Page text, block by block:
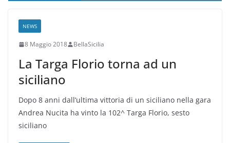
NEWS
8 Maggio 2018 BellaSicilia
La Targa Florio torna ad un
siciliano
Dopo 8 anni dall’ultima vittoria di un siciliano nella gara
Andrea Nucita ha vinto la 102^ Targa Florio, sesto
siciliano